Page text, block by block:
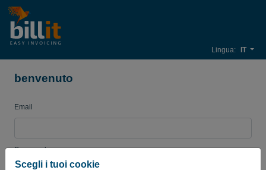
Scegli i tuoi cookie
Lingua: IT
benvenuto
Email
Password